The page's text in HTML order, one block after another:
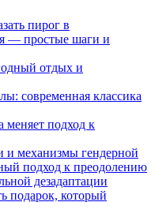
пирог в
— простые шаги и
отдых и
современная классика
меняет подход к
и механизмы гендерной
подход к преодолению
дезадаптации
подарок, который